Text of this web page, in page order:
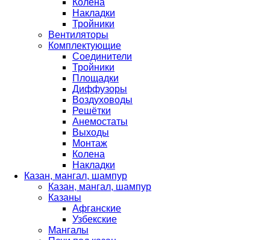
Колена
Накладки
Тройники
Вентиляторы
Комплектующие
Соединители
Тройники
Площадки
Диффузоры
Воздуховоды
Решётки
Анемостаты
Выходы
Монтаж
Колена
Накладки
Казан, мангал, шампур
Казан, мангал, шампур
Казаны
Афганские
Узбекские
Мангалы